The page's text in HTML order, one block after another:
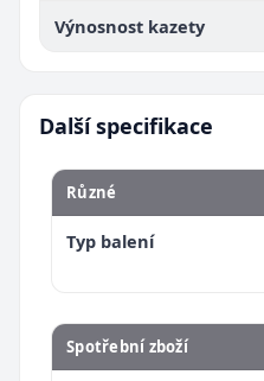
Výnosnost kazety
Další specifikace
Různé
Typ balení
Spotřební zboží